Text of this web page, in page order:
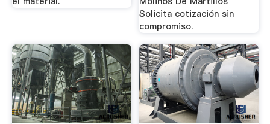
Solicita cotización sin
compromiso.